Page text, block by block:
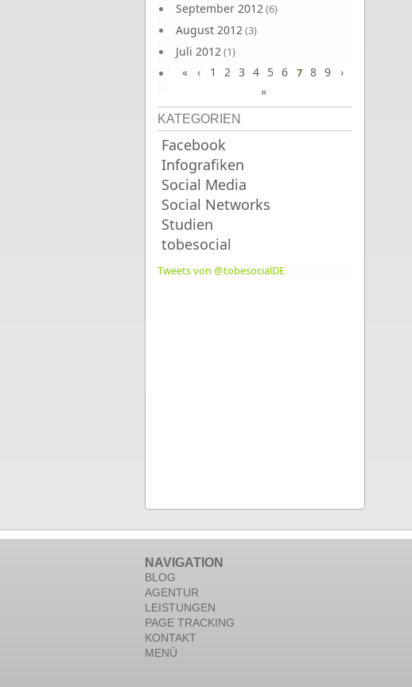
September 2012(6)
August 2012(3)
Juli 2012(1)
Juni 2012(4)
« ‹ 1 2 3 4 5 6 7 8 9
›
»
KATEGORIEN
Facebook
Infografiken
Social Media
Social Networks
Studien
tobesocial
Tweets von @tobesocialDE
NAVIGATION
BLOG
AGENTUR
LEISTUNGEN
PAGE TRACKING
KONTAKT
MENÜ